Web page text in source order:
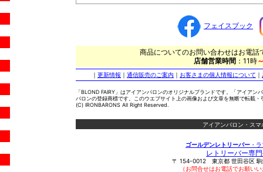
フェイスブック
商品についてのお問い合わせはお電
店舗営業時間 ：11時
｜ 更新情報 ｜ 通信販売のご案内 ｜ お客さまの個人情報について ｜
「BLOND FAIRY」はアイアンバロンのオリジナルブランドです。「アイア
バロンの登録商標です。このウエブサイト上の画像および文章を無断で転載
(C) IRONBARONS All Right Reserved.
アイアンバロン・ス
ゴールデンレトリーバー ・
レトリーバー専
〒 154-0012 東京都 世田谷区
（お問合せはお電話でお願い